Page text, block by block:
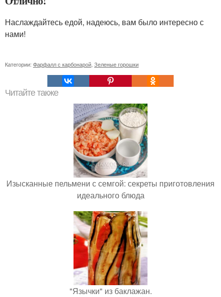
Наслаждайтесь едой, надеюсь, вам было интересно с
нами!
Категории: Фарфалл с карбонарой Зеленые горошки
Читайте также
Изысканные пельмени с семгой: секреты приготовления
идеального блюда
"Язычки" из баклажан.